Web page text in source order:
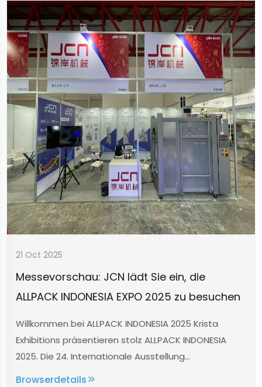
21 Oct 2025
Messevorschau: JCN lädt Sie ein, die
ALLPACK INDONESIA EXPO 2025 zu besuchen
Willkommen bei ALLPACK INDONESIA 2025 Krista
Exhibitions präsentieren stolz ALLPACK INDONESIA
2025. Die 24. Internationale Ausstellung...
Browserdetails